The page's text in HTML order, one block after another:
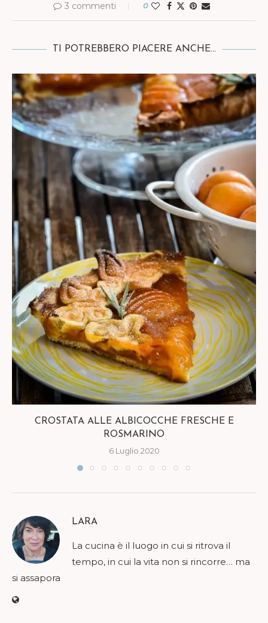
3 commenti 0
TI POTREBBERO PIACERE ANCHE...
CROSTATA ALLE ALBICOCCHE FRESCHE E
ROSMARINO
6 Luglio 2020
LARA
La cucina è il luogo in cui si ritrova il
tempo, in cui la vita non si rincorre… ma
si assapora